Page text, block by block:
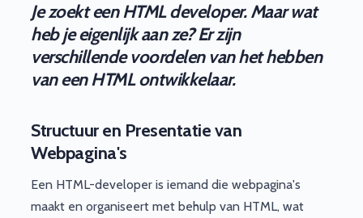
Je zoekt een HTML developer. Maar wat
heb je eigenlijk aan ze? Er zijn
verschillende voordelen van het hebben
van een HTML ontwikkelaar.
Structuur en Presentatie van
Webpagina's
Een HTML-developer is iemand die webpagina's
maakt en organiseert met behulp van HTML, wat